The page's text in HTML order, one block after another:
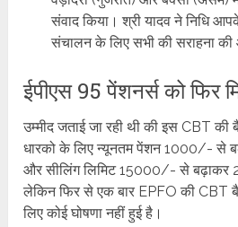
संवाद किया। श्री यादव ने निधि
संचालन के लिए सभी की सराहना की
ईपीएस 95 पेंशनर्स को फिर
उम्मीद जताई जा रही थी की इस CBT
धारको के लिए न्यूनतम पेंशन 1000/- से
और सीलिंग लिमिट 15000/- से बढ़ाकर
लेकिन फिर से एक बार EPFO की CBT
लिए कोई घोषणा नहीं हुई है।